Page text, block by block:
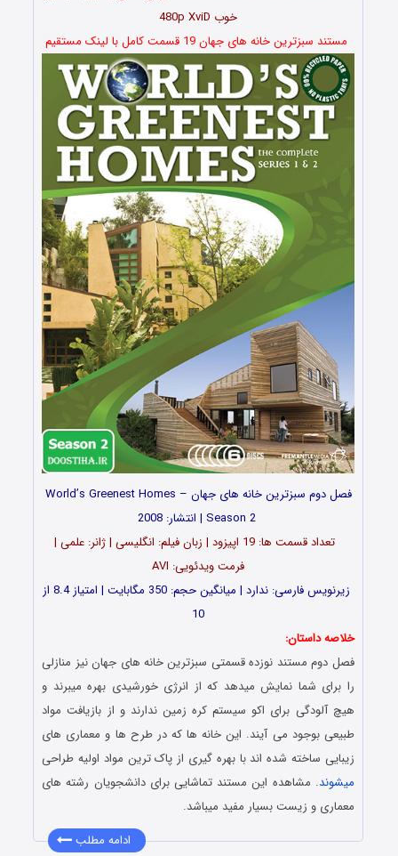
خوب 480p XviD
مستند سبزترین خانه های جهان 19 قسمت کامل با لینک مستقیم
فصل دوم سبزترین خانه های جهان – World’s Greenest Homes
Season 2 | انتشار: 2008
تعداد قسمت ها: 19 اپیزود | زبان فیلم: انگلیسی | ژانر: علمی |
فرمت ویدئویی: AVI
زیرنویس فارسی: ندارد | میانگین حجم: 350 مگابایت | امتیاز 8.4 از
10
خلاصه داستان:
فصل دوم مستند نوزده قسمتی سبزترین خانه های جهان نیز منازلی
را برای شما نمایش میدهد که از انرژی خورشیدی بهره میبرند و
هیچ آلودگی برای اکو سیستم کره زمین ندارند و از بازیافت مواد
طبیعی بوجود می آیند. این خانه ها که در طرح ها و معماری های
زیبایی ساخته شده اند با بهره گیری از پاک ترین مواد اولیه طراحی
میشوند. مشاهده این مستند تماشایی برای دانشجویان رشته های
معماری و زیست بسیار مفید میباشد.
ادامه مطلب